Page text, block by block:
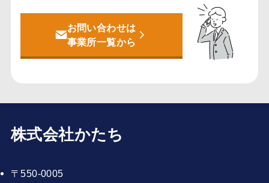
お問い合わせは
事業所一覧から
株式会社かたち
〒550-0005